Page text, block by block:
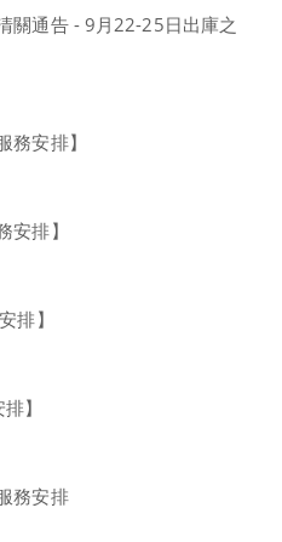
關通告 - 9月22-25日出庫之
務安排】
安排】
排】
】
務安排